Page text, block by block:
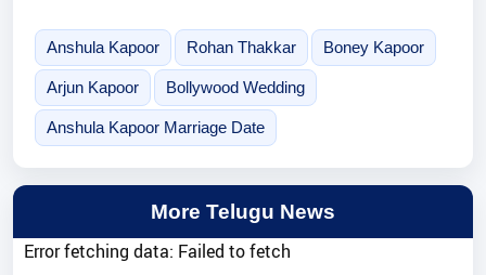
Anshula Kapoor Rohan Thakkar Boney Kapoor
Arjun Kapoor Bollywood Wedding
Anshula Kapoor Marriage Date
More Telugu News
Error fetching data: Failed to fetch